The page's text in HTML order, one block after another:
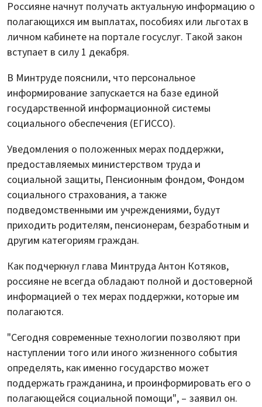
Россияне начнут получать актуальную информацию о
полагающихся им выплатах, пособиях или льготах в
личном кабинете на портале госуслуг. Такой закон
вступает в силу 1 декабря.
В Минтруде пояснили, что персональное
информирование запускается на базе единой
государственной информационной системы
социального обеспечения (ЕГИССО).
Уведомления о положенных мерах поддержки,
предоставляемых министерством труда и
социальной защиты, Пенсионным фондом, Фондом
социального страхования, а также
подведомственными им учреждениями, будут
приходить родителям, пенсионерам, безработным и
другим категориям граждан.
Как подчеркнул глава Минтруда Антон Котяков,
россияне не всегда обладают полной и достоверной
информацией о тех мерах поддержки, которые им
полагаются.
"Сегодня современные технологии позволяют при
наступлении того или иного жизненного события
определять, как именно государство может
поддержать гражданина, и проинформировать его о
полагающейся социальной помощи", – заявил он.